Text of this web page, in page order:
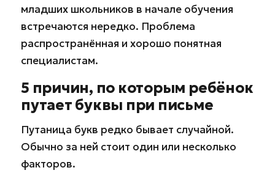
младших школьников в начале обучения
встречаются нередко. Проблема
распространённая и хорошо понятная
специалистам.
5 причин, по которым ребёнок
путает буквы при письме
Путаница букв редко бывает случайной.
Обычно за ней стоит один или несколько
факторов.